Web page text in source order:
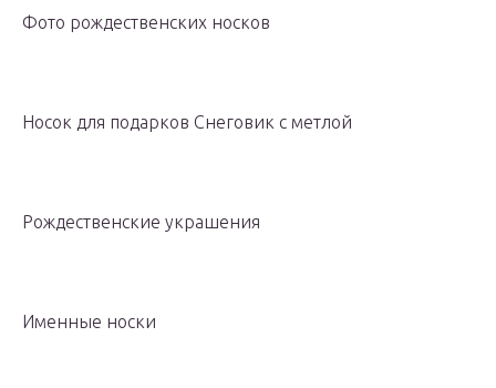
Фото рождественских носков
Носок для подарков Снеговик с метлой
Рождественские украшения
Именные носки